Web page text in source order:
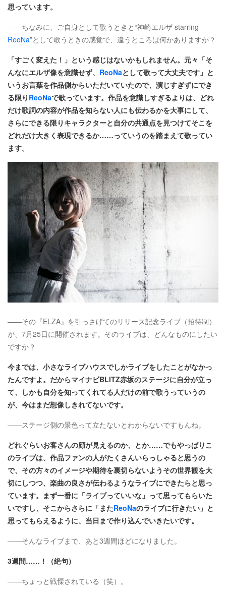
思っています。
――ちなみに、ご自身として歌うときと“神崎エルザ starring
ReoNa”として歌うときの感覚で、違うところは何かありますか？
「すごく変えた！」という感じはないかもしれません。元々「そ
んなにエルザ像を意識せず、 ReoNaとして歌って大丈夫です」と
いうお言葉を作品側からいただいていたので、演じすぎずにでき
る限り ReoNaで歌っています。作品を意識しすぎるよりは、どれ
だけ歌詞の内容が作品を知らない人にも伝わるかを大事にして、
さらにできる限りキャラクターと自分の共通点を見つけてそこを
どれだけ大きく表現できるか……っていうのを踏まえて歌ってい
ます。
――その『ELZA』を引っさげてのリリース記念ライブ（招待制）
が、7月25日に開催されます。そのライブは、どんなものにしたい
ですか？
今までは、小さなライブハウスでしかライブをしたことがなかっ
たんですよ。だからマイナビBLITZ赤坂のステージに自分が立っ
て、しかも自分を知ってくれてる人だけの前で歌うっていうの
が、今はまだ想像しきれてないです。
――ステージ側の景色って立たないとわからないですもんね。
どれぐらいお客さんの顔が見えるのか、とか……でもやっぱりこ
のライブは、作品ファンの人がたくさんいらっしゃると思うの
で、その方々のイメージや期待を裏切らないようその世界観を大
切にしつつ、楽曲の良さが伝わるようなライブにできたらと思っ
ています。まず一番に「ライブっていいな」って思ってもらいた
いですし、そこからさらに「またReoNaのライブに行きたい」と
思ってもらえるように、当日まで作り込んでいきたいです。
――そんなライブまで、あと3週間ほどになりました。
3週間……！（絶句）
――ちょっと戦慄されている（笑）。